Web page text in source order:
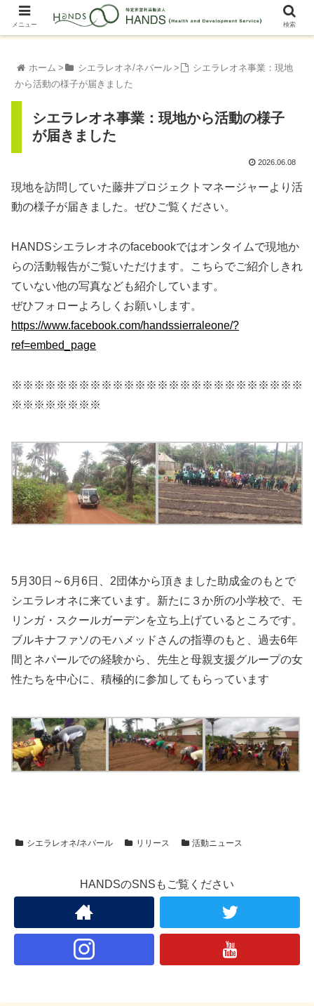
ホーム シエラレオネ/ネパール
シエラレオネ事業：現地
から活動の様子が届きました
シエラレオネ事業：現地から活動の様子
が届きました
2026.06.08
現地を訪問していた藤井プロジェクトマネージャーより活
動の様子が届きました。ぜひご覧ください。
HANDSシエラレオネのfacebookではオンタイムで現地か
らの活動報告がご覧いただけます。こちらでご紹介しきれ
ていない他の写真なども紹介しています。
ぜひフォローよろしくお願いします。
https://www.facebook.com/handssierraleone/?
ref=embed_page
※※※※※※※※※※※※※※※※※※※※※※※※※※
※※※※※※※※
5月30日～6月6日、2団体から頂きました助成金のもとで
シエラレオネに来ています。新たに３か所の小学校で、モ
リンガ・スクールガーデンを立ち上げているところです。
ブルキナファソのモハメッドさんの指導のもと、過去6年
間とネパールでの経験から、先生と母親支援グループの女
性たちを中心に、積極的に参加してもらっています
シエラレオネ/ネパール リリース 活動ニュース
HANDSのSNSもご覧ください
メニュー 検索